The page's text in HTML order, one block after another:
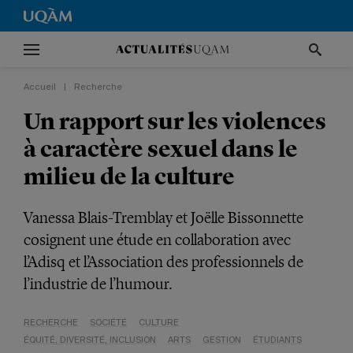
Accueil Recherche
Un rapport sur les violences
à caractère sexuel dans le
milieu de la culture
Vanessa Blais-Tremblay et Joëlle Bissonnette
cosignent une étude en collaboration avec
l’Adisq et l’Association des professionnels de
l’industrie de l’humour.
RECHERCHE SOCIÉTÉ
CULTURE
ÉQUITÉ, DIVERSITÉ, INCLUSION
ARTS GESTION
ÉTUDIANTS